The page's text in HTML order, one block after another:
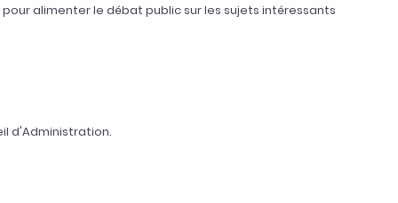
alimenter le débat public sur les sujets intéressants
d'Administration.